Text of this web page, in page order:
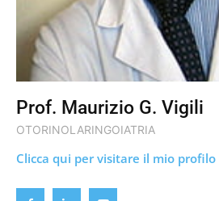
Prof. Maurizio G. Vigili
OTORINOLARINGOIATRIA
Clicca qui per visitare il mio profilo